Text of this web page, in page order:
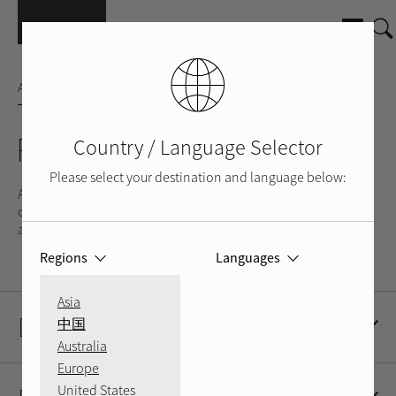
AMPLIFICADOR INTEGRADOS
RA-02
A thoroughly modern classic, the RA-02 adds the convenience
of remote control to one of the most praised integrated
amplifier circuits ever developed.
Descripción del Producto
Country / Language Selector
Please select your destination and language below:
Regions
Asia
中国
Australia
Europe
United States
Languages